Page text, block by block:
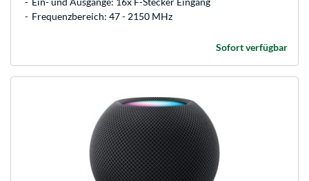
Frequenzbereich: 47 - 2150 MHz
Sofort verfügbar